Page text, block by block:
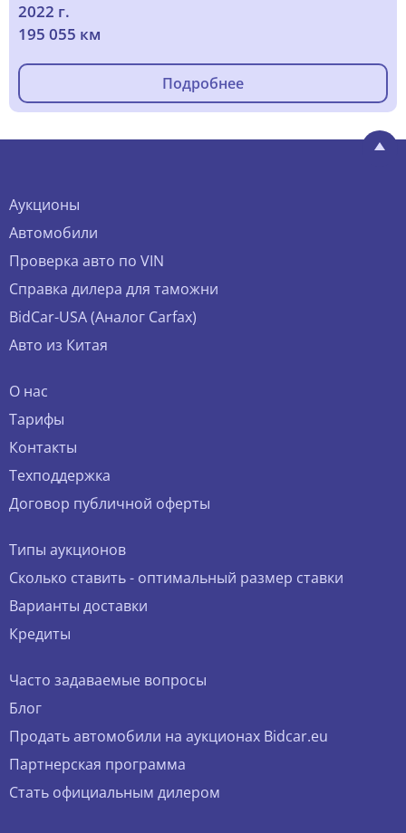
2022 г.
195 055 км
Подробнее
Аукционы
Автомобили
Проверка авто по VIN
Справка дилера для таможни
BidCar-USA (Аналог Carfax)
Авто из Китая
О нас
Тарифы
Контакты
Техподдержка
Договор публичной оферты
Типы аукционов
Сколько ставить - оптимальный размер ставки
Варианты доставки
Кредиты
Часто задаваемые вопросы
Блог
Продать автомобили на аукционах Bidcar.eu
Партнерская программа
Стать официальным дилером